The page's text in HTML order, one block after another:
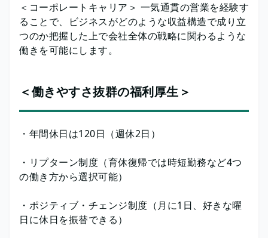
＜コーポレートキャリア＞ 一気通貫の営業を経験す
ることで、ビジネスがどのような収益構造で成り立
つのか把握した上で会社全体の戦略に関わるような
働きを可能にします。
＜働きやすさ抜群の福利厚生＞
・年間休日は120日（週休2日）
・リプターン制度（育休復帰では時短勤務など4つ
の働き方から選択可能）
・ポジティブ・チェンジ制度（月に1日、好きな曜
日に休日を振替できる）